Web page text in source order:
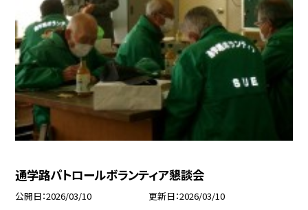
通学路パトロールボランティア懇談会
公開日 2026/03/10 更新日 2026/03/10